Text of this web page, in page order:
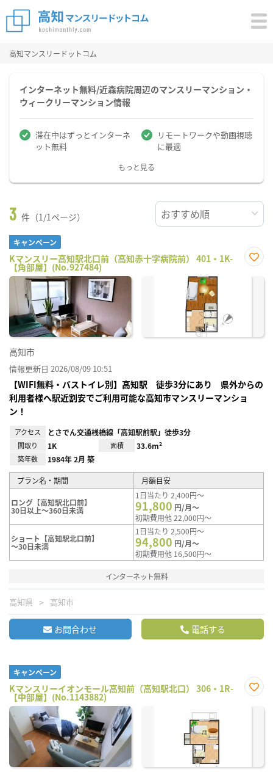
高知マンスリードットコム
インターネット無料/近森病院周辺のマンスリーマンション・
ウィークリーマンション情報
滞在中はずっとインターネ
ット無料
リモートワークや動画視聴
に最適
もっと見る
3 件（1/1ページ）
キャンペーン
Kマンスリー高知駅北口前（高知赤十字病院前） 401・1K-
【角部屋】(No.927484)
に入
高知市
情報更新日 2026/08/09 10:51
【WIFI無料・バストイレ別】高知駅 徒歩3分にあり 県外からの
利用者様へ駅近割安でご利用可能な高知市マンスリーマンショ
ン！
アクセス とさでん交通桟橋線「高知駅前駅」徒歩3分
間取り 1K 面積 33.6m²
築年数 1984年 2月 築
プラン名・期間 月額目安
ロング【高知駅北口前】
30日以上～360日未満
1日当たり 2,400円～
91,800 円/月～
初期費用他 22,000円～
ショート【高知駅北口前】
～30日未満
1日当たり 2,500円～
94,800 円/月～
初期費用他 16,500円～
インターネット無料
高知県 高知市
お問合わせ 電話する
キャンペーン
Kマンスリーイオンモール高知前（高知駅北口） 306・1R-
【中部屋】(No.1143882)
に入